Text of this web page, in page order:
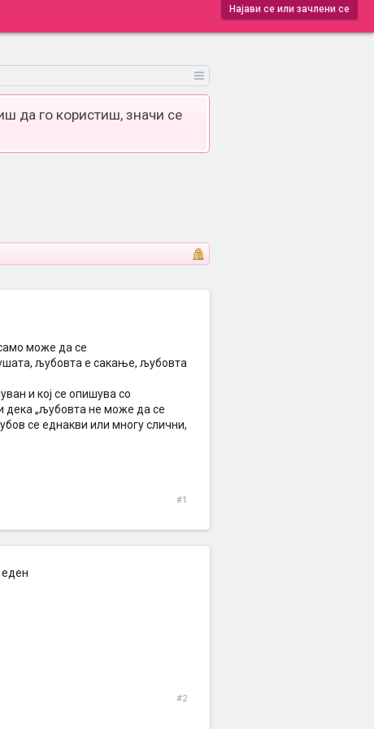
Најави се или зачлени се
да го користиш, значи се
може да се
љубовта е сакање, љубовта
и кој се опишува со
дека „љубовта не може да се
се еднакви или многу слични,
#1
еден
#2